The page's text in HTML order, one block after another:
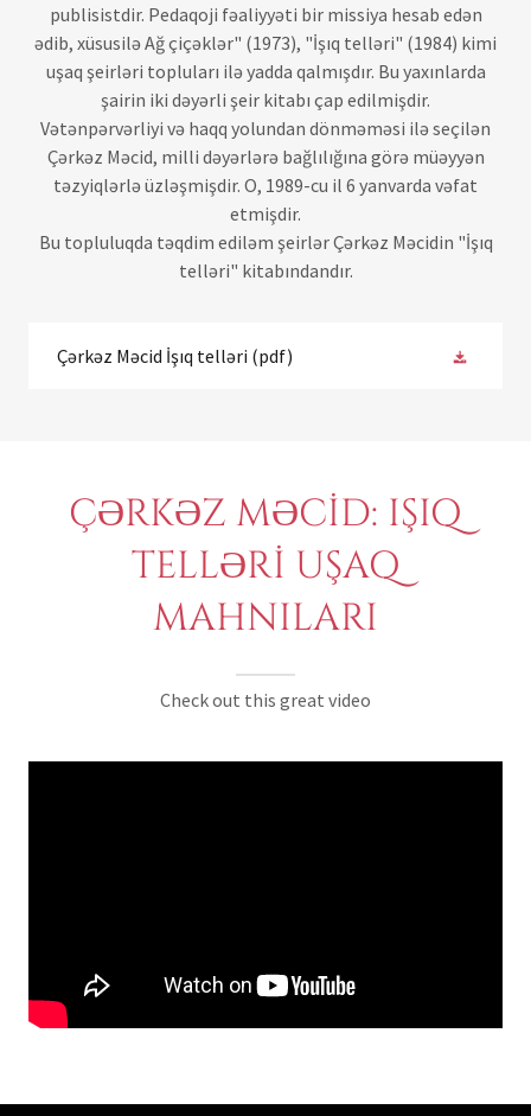
publisistdir. Pedaqoji fəaliyyəti bir missiya hesab edən
ədib, xüsusilə Ağ çiçəklər" (1973), "İşıq telləri" (1984) kimi
uşaq şeirləri topluları ilə yadda qalmışdır. Bu yaxınlarda
şairin iki dəyərli şeir kitabı çap edilmişdir.
Vətənpərvərliyi və haqq yolundan dönməməsi ilə seçilən
Çərkəz Məcid, milli dəyərlərə bağlılığına görə müəyyən
təzyiqlərlə üzləşmişdir. O, 1989-cu il 6 yanvarda vəfat
etmişdir.
Bu topluluqda təqdim ediləm şeirlər Çərkəz Məcidin "İşıq
telləri" kitabındandır.
Çərkəz Məcid İşıq telləri (pdf)
ÇƏRKƏZ MƏCİD: IŞIQ
TELLƏRİ UŞAQ
MAHNILARI
Check out this great video